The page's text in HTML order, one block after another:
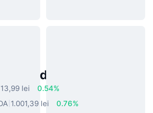
din Lumea Reală
lei
0.54%
1.001,39 lei
0.76%